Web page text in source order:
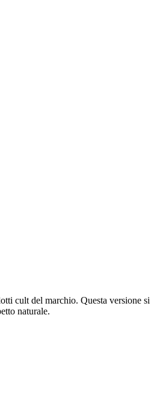
cult del marchio. Questa versione si
naturale.